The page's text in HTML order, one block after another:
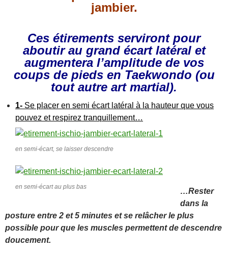
jambier.
Ces étirements serviront pour
aboutir au grand écart latéral et
augmentera l’amplitude de vos
coups de pieds en Taekwondo (ou
tout autre art martial).
1- Se placer en semi écart latéral à la hauteur que vous
pouvez et respirez tranquillement…
en semi-écart, se laisser descendre
en semi-écart au plus bas
…Rester
dans la
posture entre 2 et 5 minutes et se relâcher le plus
possible pour que les muscles permettent de descendre
doucement.